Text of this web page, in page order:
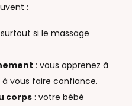
:
si le massage
: vous apprenez à
à vous faire confiance.
corps : votre bébé